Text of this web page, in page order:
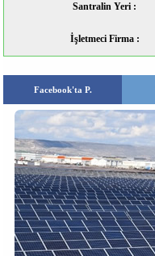
Santralin Yeri :
İşletmeci Firma :
Facebook'ta P.